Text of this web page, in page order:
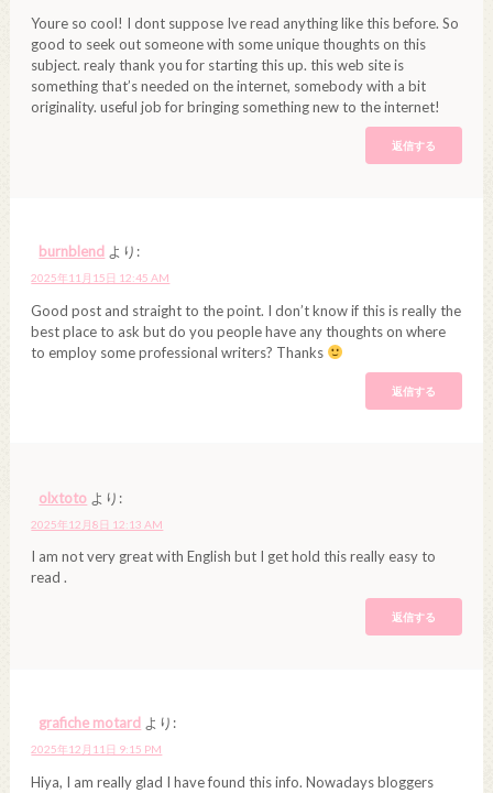
Youre so cool! I dont suppose Ive read anything like this before. So
good to seek out someone with some unique thoughts on this
subject. realy thank you for starting this up. this web site is
something that’s needed on the internet, somebody with a bit
originality. useful job for bringing something new to the internet!
返信する
burnblend より:
2025年11月15日 12:45 AM
Good post and straight to the point. I don’t know if this is really the
best place to ask but do you people have any thoughts on where
to employ some professional writers? Thanks
返信する
olxtoto より:
2025年12月8日 12:13 AM
I am not very great with English but I get hold this really easy to
read .
返信する
grafiche motard より:
2025年12月11日 9:15 PM
Hiya, I am really glad I have found this info. Nowadays bloggers